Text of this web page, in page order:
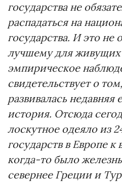
государства не
распадаться на
государства. И это не
лучшему для
эмпирическое
свидетельствует о
развивалась недавняя
история. Отсюда
лоскутное одеяло из
государств в Европе к
когда-то было
севернее Греции и